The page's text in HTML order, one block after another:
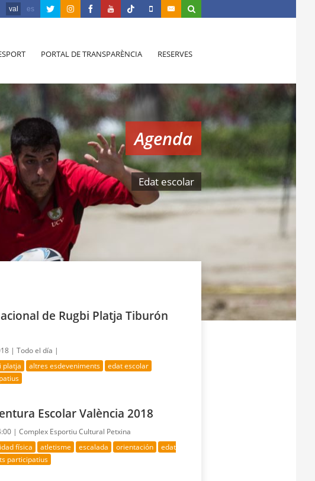
val es
PORTAL DE TRANSPARÈNCIA RESERVES
Agenda
Edat escolar
de Rugbi Platja Tiburón
|Todo el día |
platja altres esdeveniments
edat escolar
Escolar València 2018
|Complex Esportiu Cultural Petxina
física atletisme escalada orientación
edat
participatius